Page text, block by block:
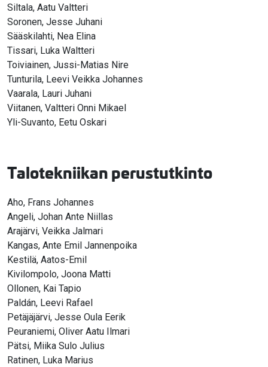
Siltala, Aatu Valtteri
Soronen, Jesse Juhani
Sääskilahti, Nea Elina
Tissari, Luka Waltteri
Toiviainen, Jussi-Matias Nire
Tunturila, Leevi Veikka Johannes
Vaarala, Lauri Juhani
Viitanen, Valtteri Onni Mikael
Yli-Suvanto, Eetu Oskari
Talotekniikan perustutkinto
Aho, Frans Johannes
Angeli, Johan Ante Niillas
Arajärvi, Veikka Jalmari
Kangas, Ante Emil Jannenpoika
Kestilä, Aatos-Emil
Kivilompolo, Joona Matti
Ollonen, Kai Tapio
Paldán, Leevi Rafael
Petäjäjärvi, Jesse Oula Eerik
Peuraniemi, Oliver Aatu Ilmari
Pätsi, Miika Sulo Julius
Ratinen, Luka Marius